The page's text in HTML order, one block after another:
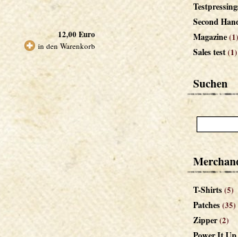
12,00Euro
in den Warenkorb
Second
Magazine(1)
Sales test(1)
Suchen
T-Shirts(5)
Patches(35)
Zipper(2)